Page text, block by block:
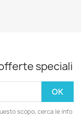
speciali
scopo, cerca le info